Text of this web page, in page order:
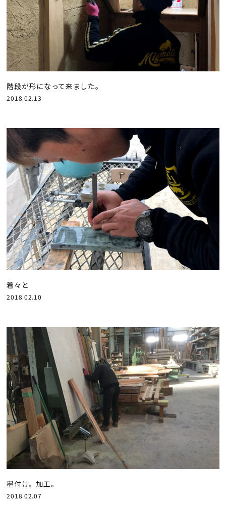
階段が形になって来ました。
2018.02.13
着々と
2018.02.10
墨付け。加工。
2018.02.07